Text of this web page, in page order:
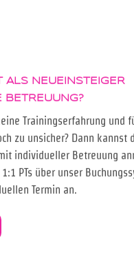
ALS NEUEINSTEIGER
BETREUUNG?
Trainingserfahrung und
zu unsicher? Dann kannst
individueller Betreuung
PTs über unser
Termin an.